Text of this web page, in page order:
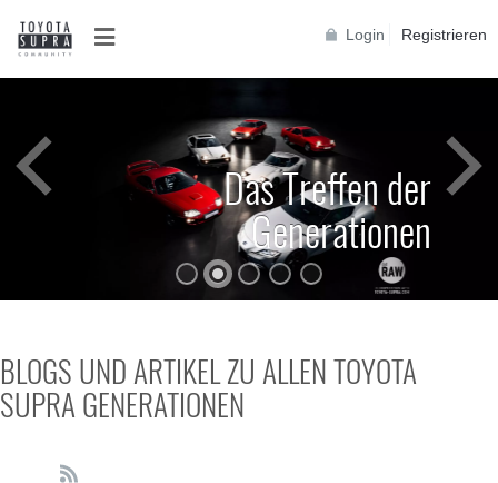
Login Registrieren
Das Treffen der
Generationen
BLOGS UND ARTIKEL ZU ALLEN TOYOTA
SUPRA GENERATIONEN